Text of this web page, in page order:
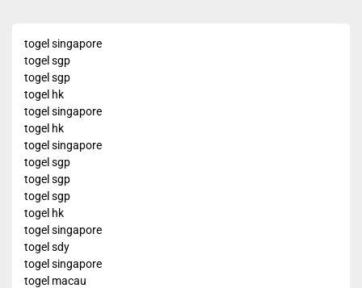
togel singapore
togel sgp
togel sgp
togel hk
togel singapore
togel hk
togel singapore
togel sgp
togel sgp
togel sgp
togel hk
togel singapore
togel sdy
togel singapore
togel macau